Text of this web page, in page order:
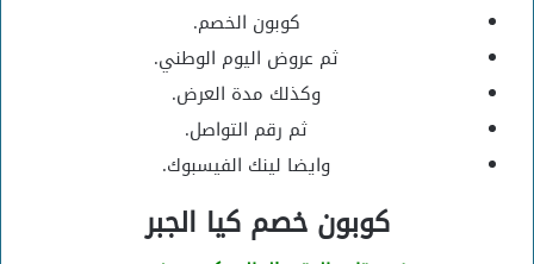
كوبون الخصم.
ثم عروض اليوم الوطني.
وكذلك مدة العرض.
ثم رقم التواصل.
وايضا لينك الفيسبوك.
كوبون خصم كيا الجبر